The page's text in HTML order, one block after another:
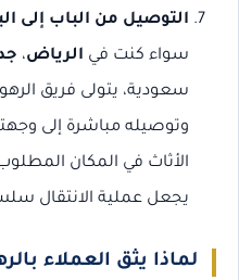
التوصيل من الباب إلى
سواء كنت في الرياض،
سعودية، يتولى فريق
وتوصيله مباشرة إلى
الأثاث في المكان
يجعل عملية الانتقال
لماذا يثق العملاء